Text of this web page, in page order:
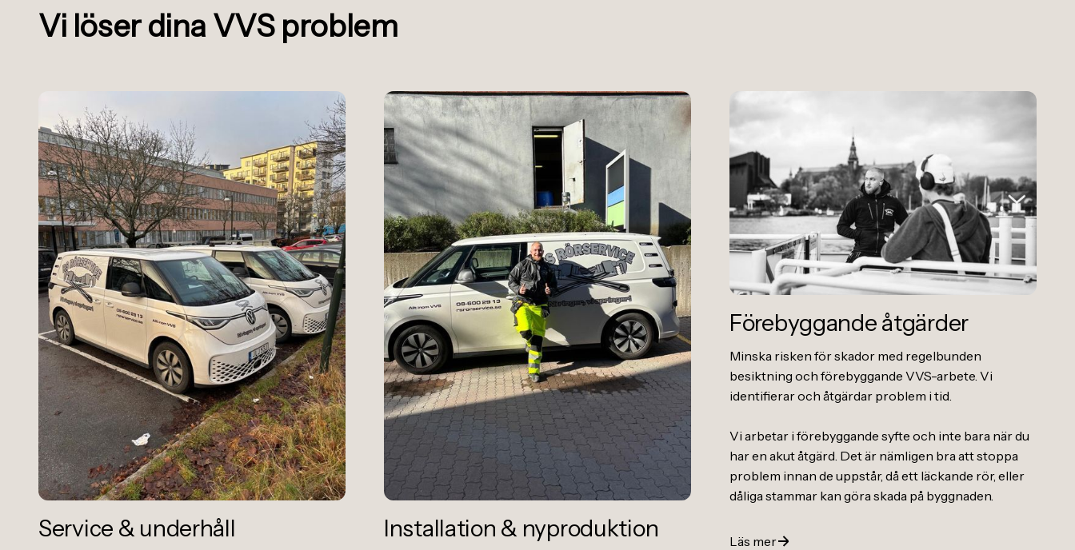
Vi löser dina VVS problem
Service & underhåll Installation & nyproduktion
Förebyggande åtgärder
Minska risken för skador med regelbunden
besiktning och förebyggande VVS-arbete. Vi
identifierar och åtgärdar problem i tid.
Vi arbetar i förebyggande syfte och inte bara när du
har en akut åtgärd. Det är nämligen bra att stoppa
problem innan de uppstår, då ett läckande rör, eller
dåliga stammar kan göra skada på byggnaden.
Läs mer